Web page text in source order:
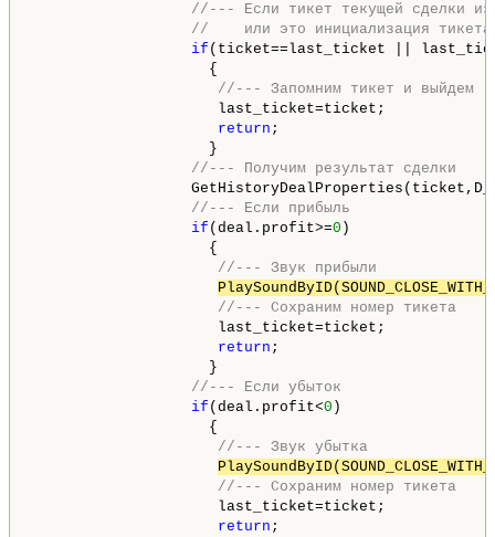
//--- Если тикет текущей сделки из
//    или это инициализация
if (ticket==last_ticket ||
{
//--- Запомним тикет и выйдем
last_ticket=ticket;
return ;
}
//--- Получим результат сделки
//--- Если прибыль
if (deal.profit>=0 )
{
//--- Звук прибыли
//--- Сохраним номер тикета
last_ticket=ticket;
return ;
}
//--- Если убыток
if (deal.profit<0 )
{
//--- Звук убытка
//--- Сохраним номер тикета
last_ticket=ticket;
return ;